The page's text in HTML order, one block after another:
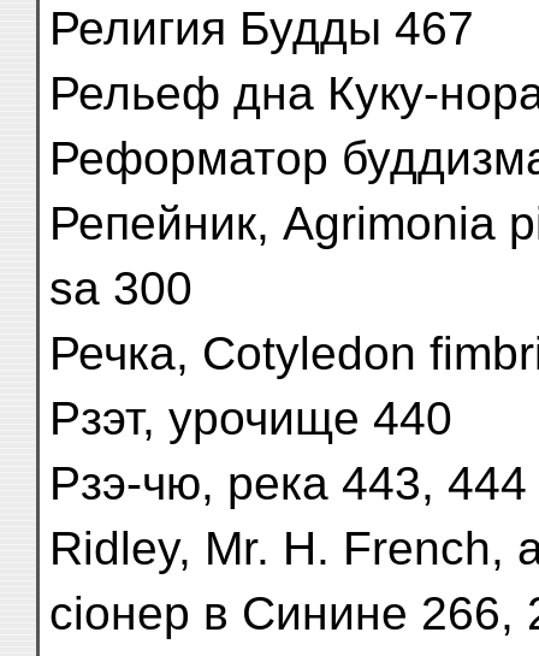
Религия Будды 467
Рельеф дна Куку-
Реформатор
Репейник, Agrimonia
sa 300
Речка, Cotyledon
Рзэт, урочище 440
Рзэ-чю, река 443, 444
Ridley, Mr. H. French,
сіонер в Синине